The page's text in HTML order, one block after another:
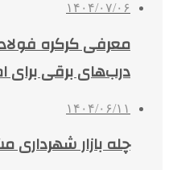
۱۴۰۴/۰۷/۰۶
درب‌های برقی برای
۱۴۰۴/۰۶/۱۱
چله بازار شهرداری مشهد در ۱۴۰۴